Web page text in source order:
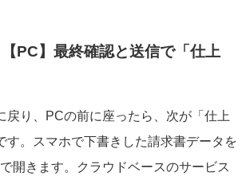
PC】最終確認と送信で「仕上
戻り、PCの前に座ったら、次が「仕上
す。スマホで下書きした請求書データを
開きます。クラウドベースのサービス